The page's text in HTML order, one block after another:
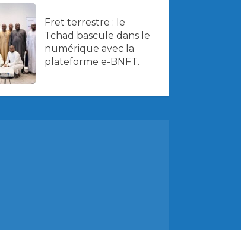
Fret terrestre : le
Tchad bascule dans le
numérique avec la
plateforme e-BNFT.